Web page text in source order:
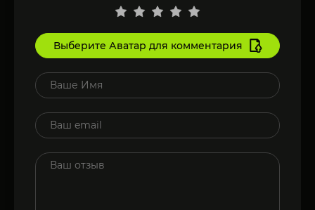
Выберите Аватар для комментария